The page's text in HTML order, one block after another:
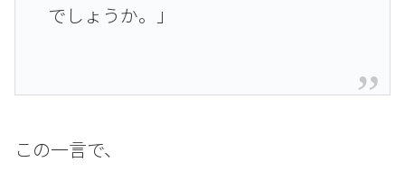
でしょうか。」
この一言で、